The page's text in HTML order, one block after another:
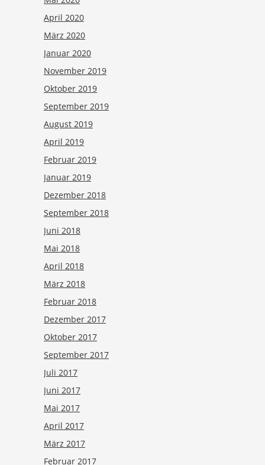
April 2020
März 2020
Januar 2020
November 2019
Oktober 2019
September 2019
August 2019
April 2019
Februar 2019
Januar 2019
Dezember 2018
September 2018
Juni 2018
Mai 2018
April 2018
März 2018
Februar 2018
Dezember 2017
Oktober 2017
September 2017
Juli 2017
Juni 2017
Mai 2017
April 2017
März 2017
Februar 2017